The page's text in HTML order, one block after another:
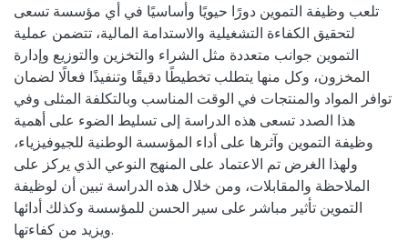
تلعب وظيفة التموين دورًا حيويًا وأساسيًا في أي مؤسسة تسعى
لتحقيق الكفاءة التشغيلية والاستدامة المالية، تتضمن عملية
التموين جوانب متعددة مثل الشراء والتخزين والتوزيع وإدارة
المخزون، وكل منها يتطلب تخطيطًا دقيقًا وتنفيذًا فعالًا لضمان
توافر المواد والمنتجات في الوقت المناسب وبالتكلفة المثلى وفي
هذا الصدد تسعى هذه الدراسة إلى تسليط الضوء على أهمية
وظيفة التموين وآثرها على أداء المؤسسة الوطنية للجيوفيزياء،
ولهذا الغرض تم الاعتماد على المنهج النوعي الذي يركز على
الملاحظة والمقابلات، ومن خلال هذه الدراسة تبين أن لوظيفة
التموين تأثير مباشر على سير الحسن للمؤسسة وكذلك أدائها
ويزيد من كفاءتها.